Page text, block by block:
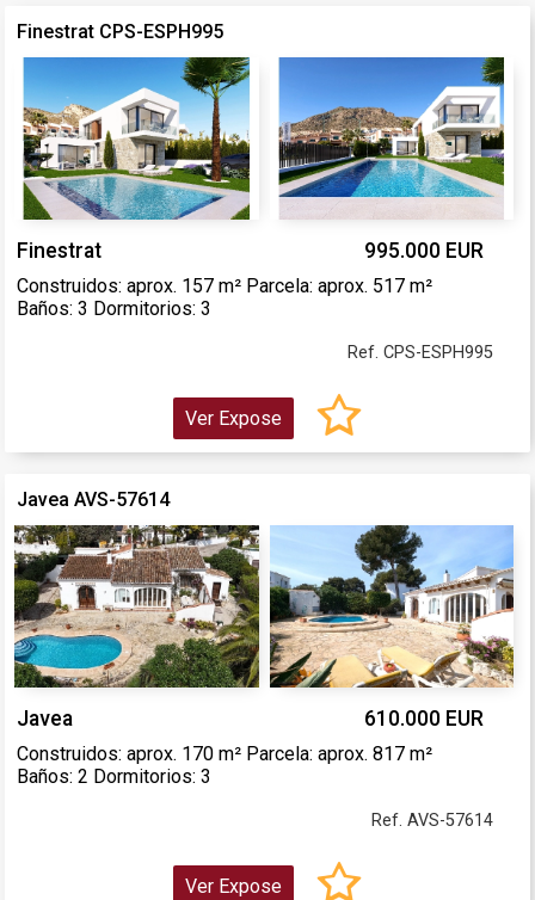
Finestrat CPS-ESPH995
Finestrat 995.000 EUR
Construidos: aprox. 157 m² Parcela: aprox. 517 m²
Baños: 3 Dormitorios: 3
Ref. CPS-ESPH995
Ver Expose
Javea AVS-57614
Javea 610.000 EUR
Construidos: aprox. 170 m² Parcela: aprox. 817 m²
Baños: 2 Dormitorios: 3
Ref. AVS-57614
Ver Expose